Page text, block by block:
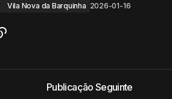
Vila Nova da Barquinha 2026-01-16
Publicação Seguinte